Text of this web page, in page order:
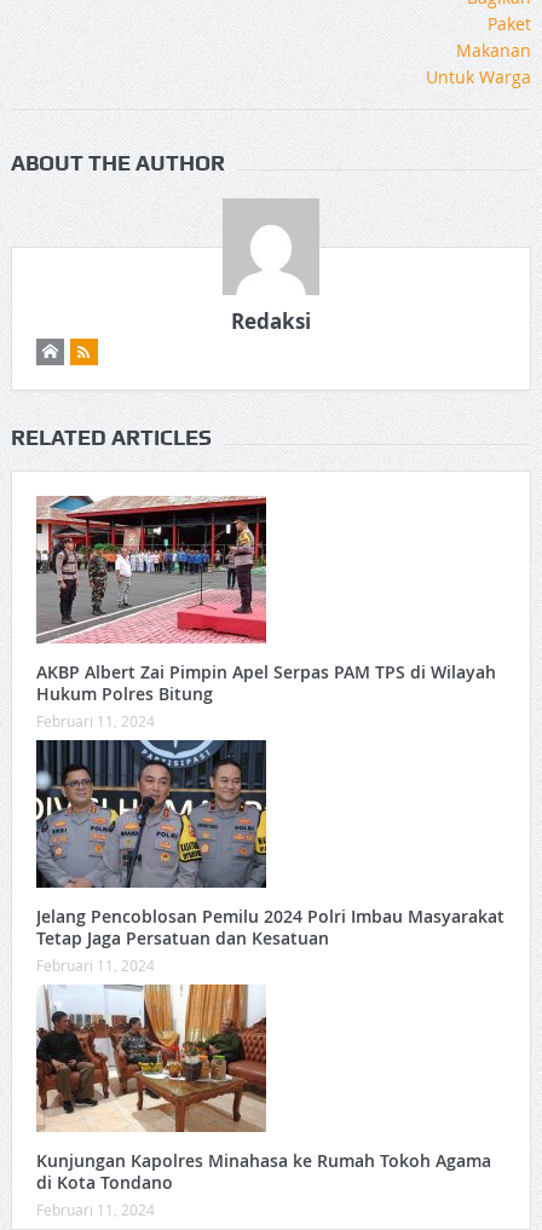
ABOUT THE AUTHOR
Redaksi
RELATED ARTICLES
AKBP Albert Zai Pimpin Apel Serpas PAM TPS di Wilayah
Hukum Polres Bitung
Februari 11, 2024
Jelang Pencoblosan Pemilu 2024 Polri Imbau Masyarakat
Tetap Jaga Persatuan dan Kesatuan
Februari 11, 2024
Kunjungan Kapolres Minahasa ke Rumah Tokoh Agama
di Kota Tondano
Februari 11, 2024